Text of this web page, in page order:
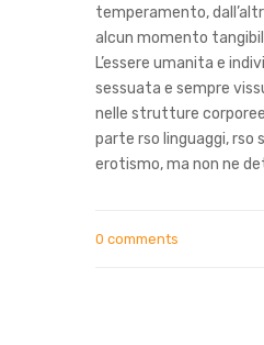
temperamento,
alcun momento
L’essere umanita e
sessuata e sempre
nelle strutture
parte rso linguaggi, rso
erotismo, ma non ne
0 comments